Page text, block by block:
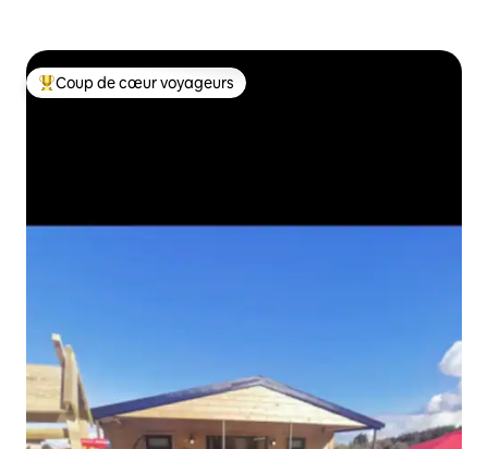
Coups de cœur voyageurs les plus appréciés
Coup de cœur voyageurs